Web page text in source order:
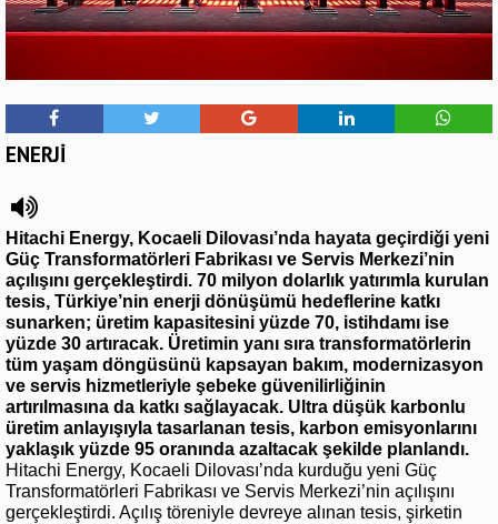
ENERJİ
Hitachi Energy, Kocaeli Dilovası’nda hayata geçirdiği yeni
Güç Transformatörleri Fabrikası ve Servis Merkezi’nin
açılışını gerçekleştirdi. 70 milyon dolarlık yatırımla kurulan
tesis, Türkiye’nin enerji dönüşümü hedeflerine katkı
sunarken; üretim kapasitesini yüzde 70, istihdamı ise
yüzde 30 artıracak. Üretimin yanı sıra transformatörlerin
tüm yaşam döngüsünü kapsayan bakım, modernizasyon
ve servis hizmetleriyle şebeke güvenilirliğinin
artırılmasına da katkı sağlayacak. Ultra düşük karbonlu
üretim anlayışıyla tasarlanan tesis, karbon emisyonlarını
yaklaşık yüzde 95 oranında azaltacak şekilde planlandı.
Hitachi Energy, Kocaeli Dilovası’nda kurduğu yeni Güç
Transformatörleri Fabrikası ve Servis Merkezi’nin açılışını
gerçekleştirdi. Açılış töreniyle devreye alınan tesis, şirketin